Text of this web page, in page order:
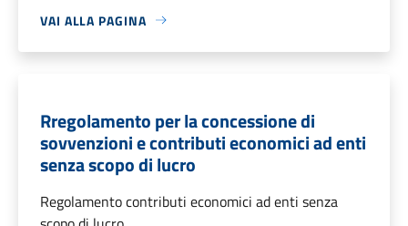
VAI ALLA PAGINA
Rregolamento per la concessione di
sovvenzioni e contributi economici ad enti
senza scopo di lucro
Regolamento contributi economici ad enti senza